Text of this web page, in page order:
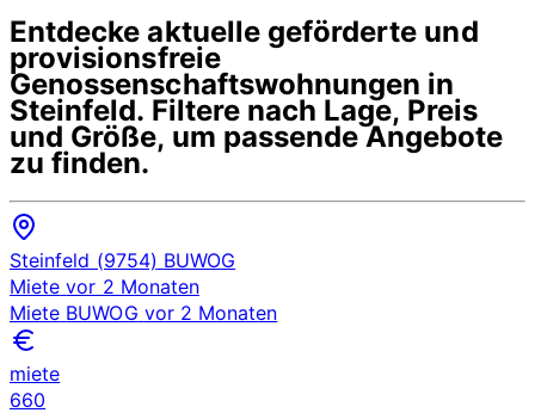
Entdecke aktuelle geförderte und
provisionsfreie
Genossenschaftswohnungen in
Steinfeld. Filtere nach Lage, Preis
und Größe, um passende Angebote
zu finden.
Steinfeld (9754) BUWOG
Miete vor 2 Monaten
Miete BUWOG vor 2 Monaten
miete
660